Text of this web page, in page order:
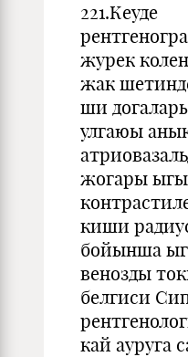
221.Кеуде
журек
жак
ши
улгаюы
жогары
киши
бойынша
венозды
белгиси
кай ауруга